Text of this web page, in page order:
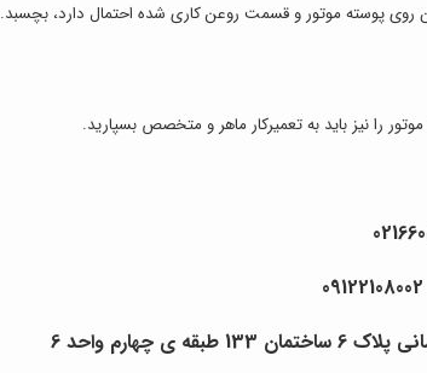
روی پوسته موتور و قسمت روعن کاری شده احتمال دارد، بچسبد.
را نیز باید به تعمیرکار ماهر و متخصص بسپارید.
09122108002
واحد 6